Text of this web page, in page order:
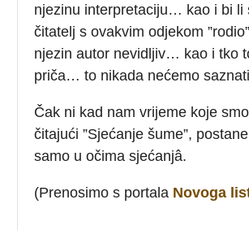
njezinu interpretaciju… kao i bi li
čitatelj s ovakvim odjekom
njezin autor nevidljiv… kao i tko
priča… to nikada nećemo
Čak ni kad nam vrijeme koje
čitajući ”Sjećanje šume”,
samo u očima sjećanjâ.
(Prenosimo s portala Novoga